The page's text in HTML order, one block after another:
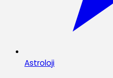
Astroloji